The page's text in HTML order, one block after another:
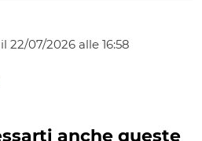
07/2026 alle 16:58
anche queste